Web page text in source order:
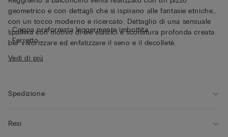
geometrico e con dettagli che si ispirano alle fantasie etniche
con un tocco moderno e ricercato. Dettaglio di una sensuale
spallina con motivo di tre elastici e scollatura profonda creata
per valorizzare ed enfatizzare il seno e il decolletè.
• Coppa preformata leggermente imbottita
• Ferretto
• Spallina regolabile nella parte posteriore
85B / 42B
Vedi di più
Spedizione
Resi